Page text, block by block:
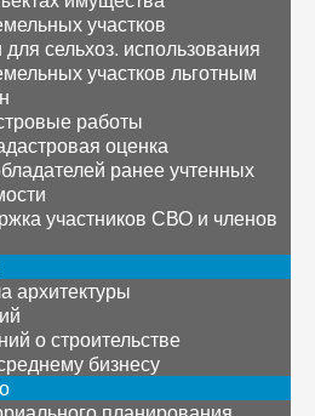
участков
сельхоз. использования
участков льготным
работы
оценка
ранее учтенных
участников СВО и членов
архитектуры
о строительстве
бизнесу